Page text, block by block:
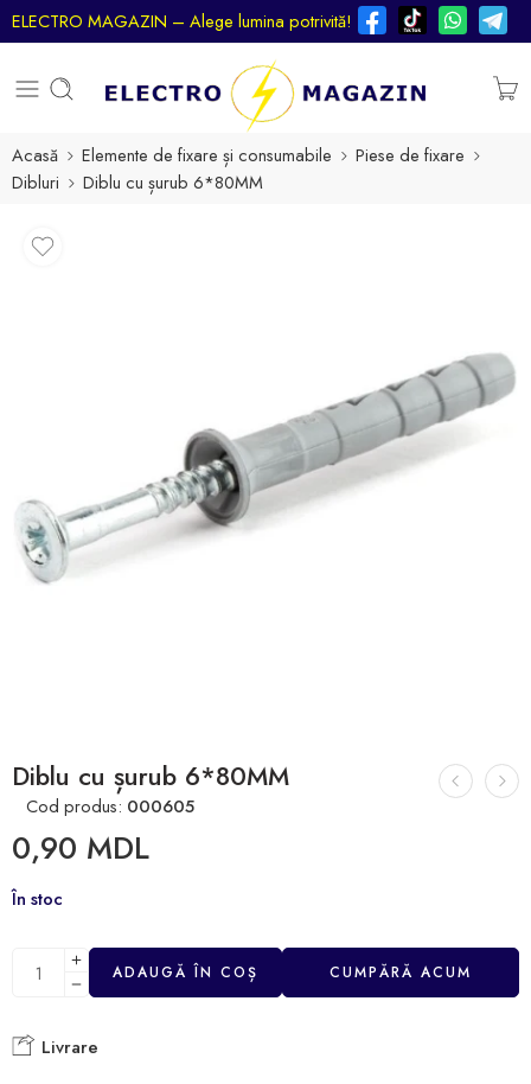
ELECTRO MAGAZIN – Alege lumina potrivită!
Acasă Elemente de fixare și consumabile
Piese de fixare
Dibluri
Diblu cu șurub 6*80MM
Diblu cu șurub 6*80MM
Cod produs: 000605
0,90 MDL
În stoc
ADAUGĂ ÎN COȘ CUMPĂRĂ ACUM
Livrare